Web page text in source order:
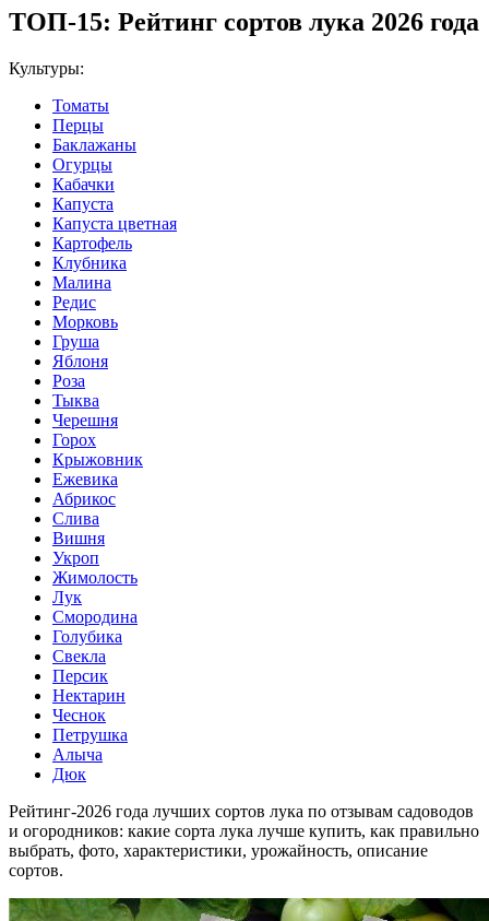
ТОП-15: Рейтинг сортов лука 2026 года
Культуры:
Томаты
Перцы
Баклажаны
Огурцы
Кабачки
Капуста
Капуста цветная
Картофель
Клубника
Малина
Редис
Морковь
Груша
Яблоня
Роза
Тыква
Черешня
Горох
Крыжовник
Ежевика
Абрикос
Слива
Вишня
Укроп
Жимолость
Лук
Смородина
Голубика
Свекла
Персик
Нектарин
Чеснок
Петрушка
Алыча
Дюк
Рейтинг-2026 года лучших сортов лука по отзывам садоводов
и огородников: какие сорта лука лучше купить, как правильно
выбрать, фото, характеристики, урожайность, описание
сортов.